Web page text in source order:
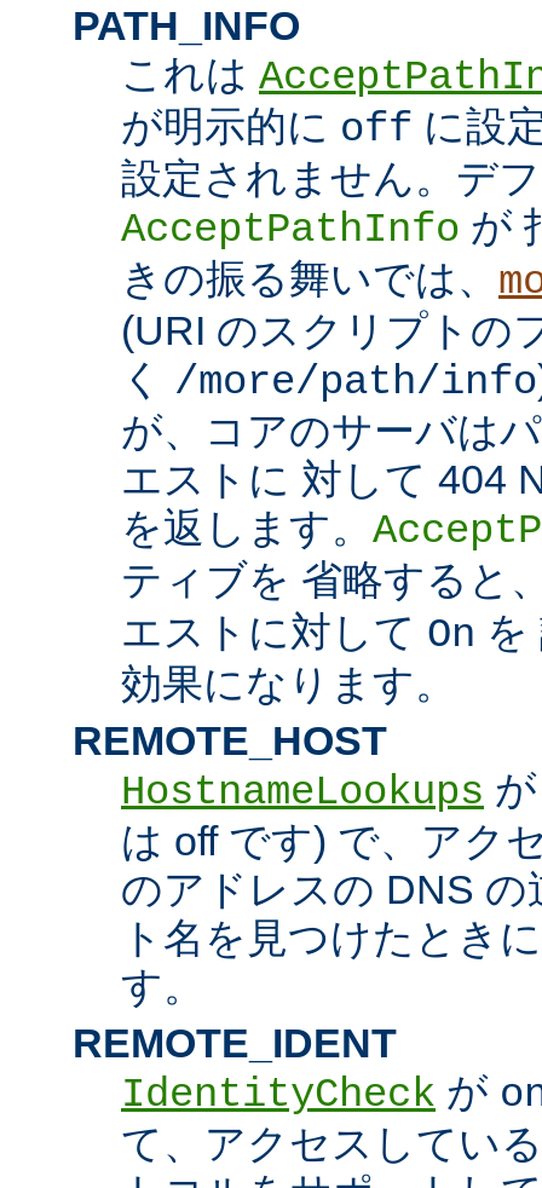
PATH_INFO
これは
が明示的に off に設
設定されません。デ
AcceptPathInfo が
きの振る舞いでは、
(URI のスクリプトの
く /more/path/info
が、コアのサーバは
エストに 対して 404
を返します。
ティブを 省略すると
エストに対して On を
効果になります。
REMOTE_HOST
HostnameLookups
は off です) で、アク
のアドレスの DNS
ト名を見つけたとき
す。
REMOTE_IDENT
IdentityCheck が
て、アクセスしてい